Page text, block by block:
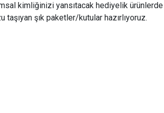
kimliğinizi yansıtacak hediyelik ürünlerde
şık paketler/kutular hazırlıyoruz.